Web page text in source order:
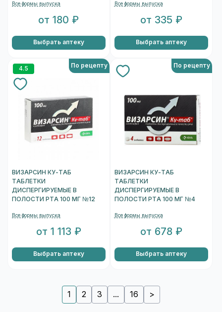
Все формы выпуска
от 180 ₽
Выбрать аптеку
Все формы выпуска
от 335 ₽
Выбрать аптеку
4.5 По рецепту
ВИЗАРСИН КУ-ТАБ
ТАБЛЕТКИ
ДИСПЕРГИРУЕМЫЕ В
ПОЛОСТИ РТА 100 МГ №12
Все формы выпуска
от 1 113 ₽
Выбрать аптеку
По рецепту
ВИЗАРСИН КУ-ТАБ
ТАБЛЕТКИ
ДИСПЕРГИРУЕМЫЕ В
ПОЛОСТИ РТА 100 МГ №4
Все формы выпуска
от 678 ₽
Выбрать аптеку
1 2 3 ... 16 >